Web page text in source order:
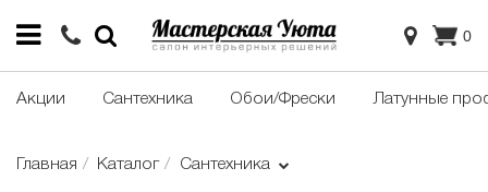
0
Акции Сантехника Обои/Фрески Латунные
Главная Каталог Сантехника